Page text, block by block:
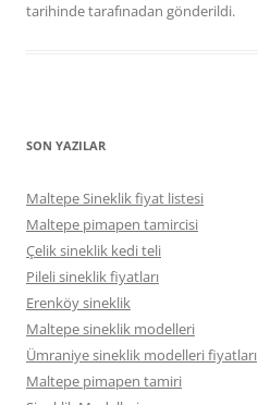
tarihindetarafınadan gönderildi.
SON YAZILAR
Maltepe Sineklik fiyat listesi
Maltepe pimapen tamircisi
Çelik sineklik kedi teli
Pileli sineklik fiyatları
Erenköy sineklik
Maltepe sineklik modelleri
Ümraniye sineklik modelleri fiyatları
Maltepe pimapen tamiri